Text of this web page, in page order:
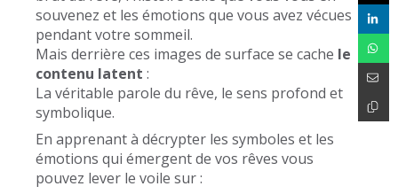
souvenez et les émotions que vous avez vécues
pendant votre sommeil.
Mais derrière ces images de surface se cache le
contenu latent :
La véritable parole du rêve, le sens profond et
symbolique.
En apprenant à décrypter les symboles et les
émotions qui émergent de vos rêves vous
pouvez lever le voile sur :